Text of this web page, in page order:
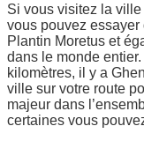
Si vous visitez la
vous pouvez
Plantin Moretus et
dans le monde
kilomètres, il y a
ville sur votre route
majeur dans
certaines vous